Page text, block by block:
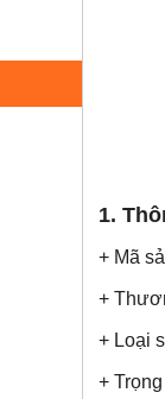
1.
+ Mã
+
+ Loại
+